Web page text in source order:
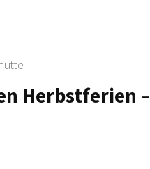
Herbstferien –